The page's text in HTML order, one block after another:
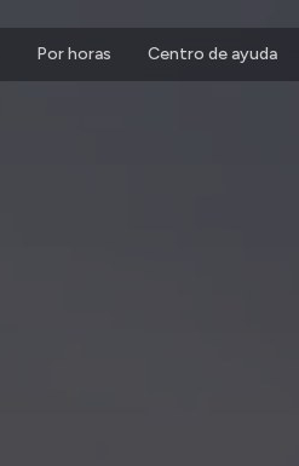
Por horas Centro de ayuda